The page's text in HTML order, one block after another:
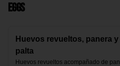
Eggs
Huevos revueltos, panera y
palta
Huevos revueltos acompañado de pan